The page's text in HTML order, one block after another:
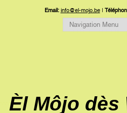
Email: info@el-mojo.be|
Èl Môjo dès